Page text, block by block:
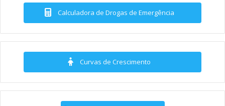
Calculadora de Drogas de Emergência
Curvas de Crescimento